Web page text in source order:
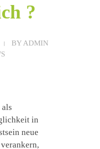
?
BY ADMIN
in
neue